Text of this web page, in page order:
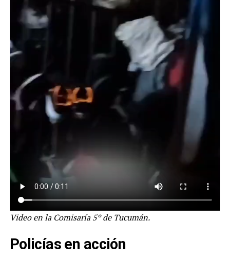
Video en la Comisaría 5º de Tucumán.
Policías en acción